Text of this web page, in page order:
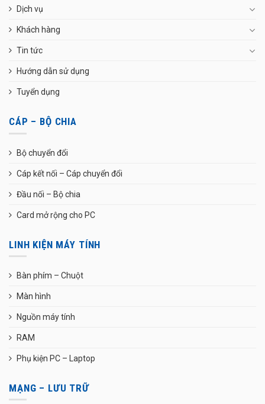
Dịch vụ
Khách hàng
Tin tức
Hướng dẫn sử dụng
Tuyển dụng
CÁP – BỘ CHIA
Bộ chuyển đổi
Cáp kết nối – Cáp chuyển đổi
Đầu nối – Bộ chia
Card mở rộng cho PC
LINH KIỆN MÁY TÍNH
Bàn phím – Chuột
Màn hình
Nguồn máy tính
RAM
Phụ kiện PC – Laptop
MẠNG – LƯU TRỮ